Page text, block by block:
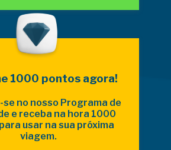
1000 pontos agora!
no nosso Programa de
e receba na hora 1000
usar na sua próxima
viagem.